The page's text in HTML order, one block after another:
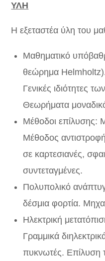
ΥΛΗ
Η εξεταστέα ύλη του
Μαθηματικό
θεώρημα
Γενικές ιδιότητες
Θεωρήματα
Μέθοδοι επίλυσης:
Μέθοδος
σε καρτεσιανές,
συντεταγμένες.
Πολυπολικό
δέσμια φορτία.
Ηλεκτρική
Γραμμικά
πυκνωτές. Επίλυση